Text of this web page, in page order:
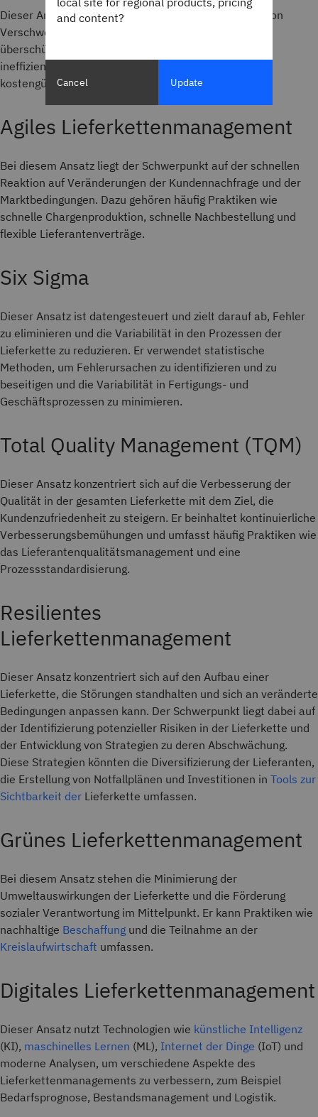
Dieser Ansatz konzentriert sich auf die Vermeidung von
Verschwendung in allen Formen, einschließlich
überschüssiger Bestände, unnötiger Transporte und
ineffizienter Prozesse. Ziel ist es, eine optimierte,
kostengünstige Lieferkette zu schaffen.
Agiles Lieferkettenmanagement
Bei diesem Ansatz liegt der Schwerpunkt auf der schnellen
Reaktion auf Veränderungen der Kundennachfrage und der
Marktbedingungen. Dazu gehören häufig Praktiken wie
schnelle Chargenproduktion, schnelle Nachbestellung und
flexible Lieferantenverträge.
Six Sigma
Dieser Ansatz ist datengesteuert und zielt darauf ab, Fehler
zu eliminieren und die Variabilität in den Prozessen der
Lieferkette zu reduzieren. Er verwendet statistische
Methoden, um Fehlerursachen zu identifizieren und zu
beseitigen und die Variabilität in Fertigungs- und
Geschäftsprozessen zu minimieren.
Total Quality Management (TQM)
Dieser Ansatz konzentriert sich auf die Verbesserung der
Qualität in der gesamten Lieferkette mit dem Ziel, die
Kundenzufriedenheit zu steigern. Er beinhaltet kontinuierliche
Verbesserungsbemühungen und umfasst häufig Praktiken wie
das Lieferantenqualitätsmanagement und eine
Prozessstandardisierung.
Resilientes
Lieferkettenmanagement
Dieser Ansatz konzentriert sich auf den Aufbau einer
Lieferkette, die Störungen standhalten und sich an veränderte
Bedingungen anpassen kann. Der Schwerpunkt liegt dabei auf
der Identifizierung potenzieller Risiken in der Lieferkette und
der Entwicklung von Strategien zu deren Abschwächung.
Diese Strategien könnten die Diversifizierung der Lieferanten,
die Erstellung von Notfallplänen und Investitionen in Tools zur
Sichtbarkeit der Lieferkette umfassen.
Grünes Lieferkettenmanagement
Bei diesem Ansatz stehen die Minimierung der
Umweltauswirkungen der Lieferkette und die Förderung
sozialer Verantwortung im Mittelpunkt. Er kann Praktiken wie
nachhaltige Beschaffung und die Teilnahme an der
Kreislaufwirtschaft umfassen.
Digitales Lieferkettenmanagement
Dieser Ansatz nutzt Technologien wie künstliche Intelligenz
(KI), maschinelles Lernen (ML), Internet der Dinge (IoT) und
moderne Analysen, um verschiedene Aspekte des
Lieferkettenmanagements zu verbessern, zum Beispiel
Bedarfsprognose, Bestandsmanagement und Logistik.
and content?
Cancel Update